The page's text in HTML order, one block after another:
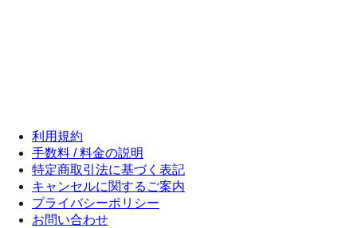
利用規約
手数料 / 料金の説明
特定商取引法に基づく表記
キャンセルに関するご案内
プライバシーポリシー
お問い合わせ